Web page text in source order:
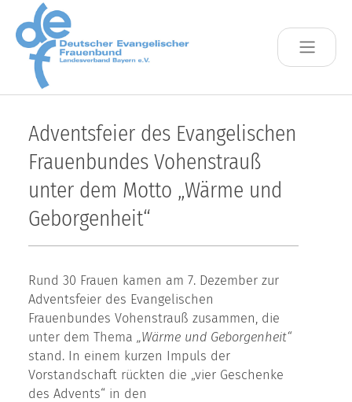
Skip to main content
Adventsfeier des Evangelischen
Frauenbundes Vohenstrauß
unter dem Motto „Wärme und
Geborgenheit“
Rund 30 Frauen kamen am 7. Dezember zur
Adventsfeier des Evangelischen
Frauenbundes Vohenstrauß zusammen, die
unter dem Thema „Wärme und Geborgenheit“
stand. In einem kurzen Impuls der
Vorstandschaft rückten die „vier Geschenke
des Advents“ in den